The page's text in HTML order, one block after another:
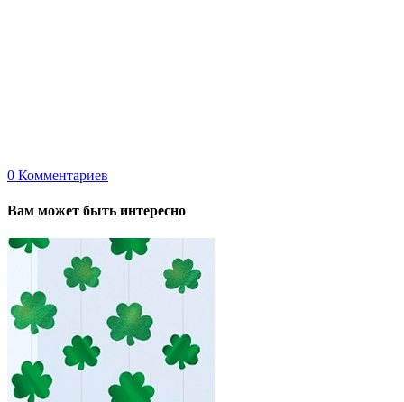
0 Комментариев
Вам может быть интересно